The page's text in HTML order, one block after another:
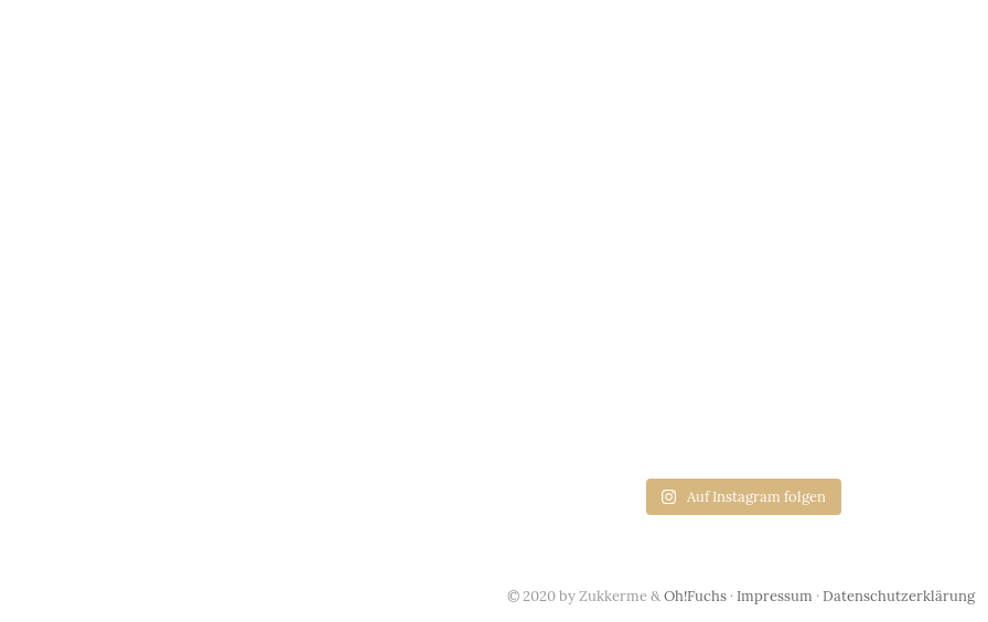
Auf Instagram folgen
© 2020 by Zukkerme &Oh!Fuchs · Impressum · Datenschutzerklärung